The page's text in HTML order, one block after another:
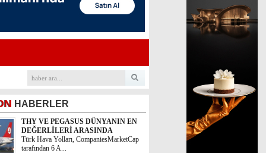
HABERLER
THY VE PEGASUS DÜNYANIN EN
DEĞERLİLERİ ARASINDA
Türk Hava Yolları, CompaniesMarketCap
tarafından 6 A...